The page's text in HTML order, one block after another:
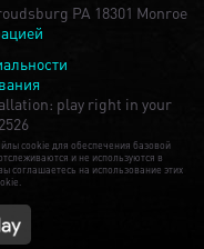
PA 18301 Monroe
play right in your
cookie для обеспечения базовой
и не используются в
соглашаетесь на использование этих